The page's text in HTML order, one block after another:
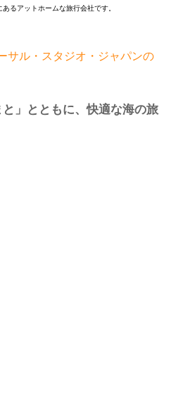
るアットホームな旅行会社です。
サル・スタジオ・ジャパンの
」とともに、快適な海の旅